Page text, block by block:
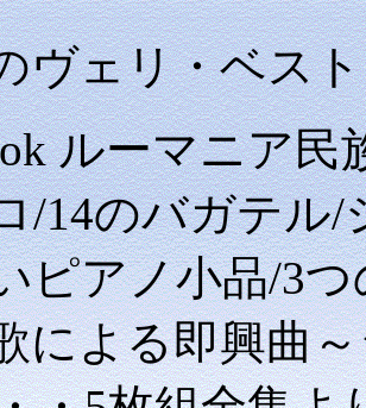
ヴェリ・ベス
ルーマニア民
/14のバガテル/
ピアノ小品/3
による即興曲